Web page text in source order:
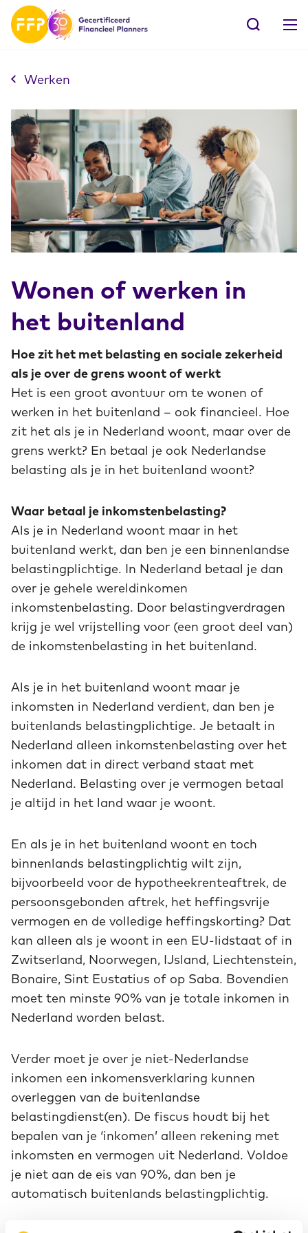
Werken
Wonen of werken in
het buitenland
Hoe zit het met belasting en sociale zekerheid
als je over de grens woont of werkt
Het is een groot avontuur om te wonen of
werken in het buitenland – ook financieel. Hoe
zit het als je in Nederland woont, maar over de
grens werkt? En betaal je ook Nederlandse
belasting als je in het buitenland woont?
Waar betaal je inkomstenbelasting?
Als je in Nederland woont maar in het
buitenland werkt, dan ben je een binnenlandse
belastingplichtige. In Nederland betaal je dan
over je gehele wereldinkomen
inkomstenbelasting. Door belastingverdragen
krijg je wel vrijstelling voor (een groot deel van)
de inkomstenbelasting in het buitenland.
Als je in het buitenland woont maar je
inkomsten in Nederland verdient, dan ben je
buitenlands belastingplichtige. Je betaalt in
Nederland alleen inkomstenbelasting over het
inkomen dat in direct verband staat met
Nederland. Belasting over je vermogen betaal
je altijd in het land waar je woont.
En als je in het buitenland woont en toch
binnenlands belastingplichtig wilt zijn,
bijvoorbeeld voor de hypotheekrenteaftrek, de
persoonsgebonden aftrek, het heffingsvrije
vermogen en de volledige heffingskorting? Dat
kan alleen als je woont in een EU-lidstaat of in
Zwitserland, Noorwegen, IJsland, Liechtenstein,
Bonaire, Sint Eustatius of op Saba. Bovendien
moet ten minste 90% van je totale inkomen in
Nederland worden belast.
Verder moet je over je niet-Nederlandse
inkomen een inkomensverklaring kunnen
overleggen van de buitenlandse
belastingdienst(en). De fiscus houdt bij het
bepalen van je ‘inkomen’ alleen rekening met
inkomsten en vermogen uit Nederland. Voldoe
je niet aan de eis van 90%, dan ben je
automatisch buitenlands belastingplichtig.